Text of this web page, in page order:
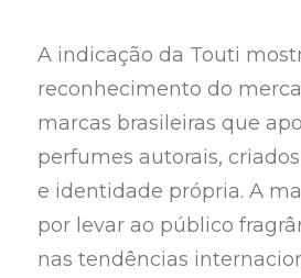
A indicação da Touti
reconhecimento do
marcas brasileiras que
perfumes autorais,
e identidade própria. A
por levar ao público
nas tendências